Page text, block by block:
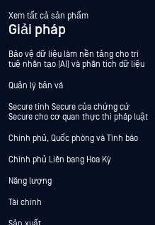
Xem tất cả sản phẩm
Giải pháp
Bảo vệ dữ liệu làm nền tảng cho trí
tuệ nhân tạo (AI) và phân tích dữ liệu
Quản lý bản vá
Secure tính Secure của chứng cứ
Secure cho cơ quan thực thi pháp luật
Chính phủ, Quốc phòng và Tình báo
Chính phủ Liên bang Hoa Kỳ
Năng lượng
Tài chính